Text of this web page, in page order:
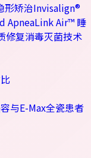
形矫治Invisalign®
ApneaLink Air™ 睡
修复消毒灭菌技术
与E-Max全瓷患者